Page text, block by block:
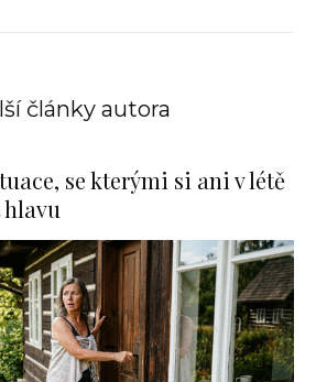
články autora
se kterými si ani v létě